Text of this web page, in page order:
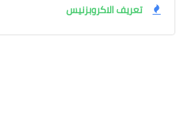
تعريف الاكروبزنيس